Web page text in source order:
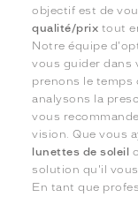
objectif est de
qualité/prix tout
Notre équipe
vous guider dans
prenons le temps
analysons la
vous
vision. Que vous
lunettes de soleil
solution qu'il vous
En tant que